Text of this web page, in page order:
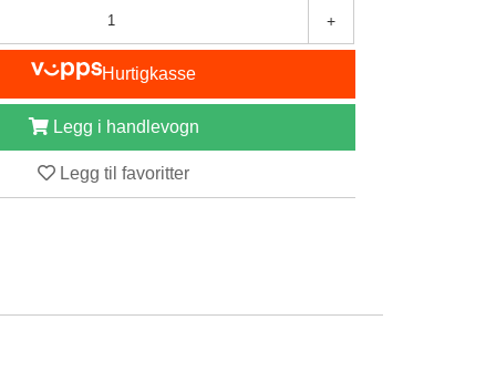
+
Hurtigkasse
Legg i handlevogn
Legg til favoritter